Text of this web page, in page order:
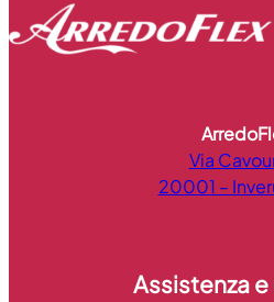
Via
20001 –
Assistenza